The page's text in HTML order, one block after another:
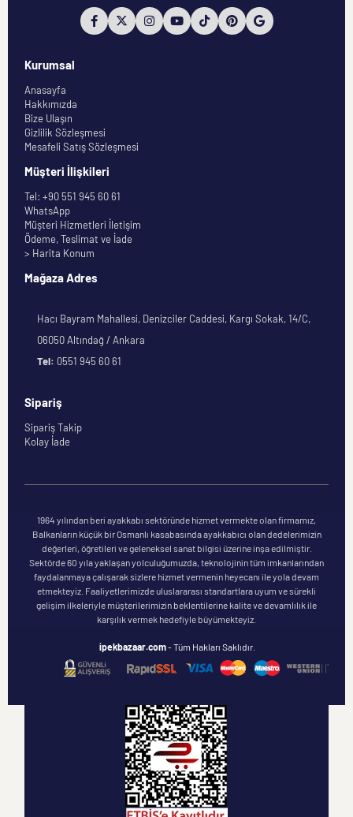
Kurumsal
Anasayfa
Hakkımızda
Bize Ulaşın
Gizlilik Sözleşmesi
Mesafeli Satış Sözleşmesi
Müşteri İlişkileri
Tel: +90 551 945 60 61
WhatsApp
Müşteri Hizmetleri İletişim
Ödeme, Teslimat ve İade
> Harita Konum
Mağaza Adres
Hacı Bayram Mahallesi, Denizciler Caddesi, Kargı Sokak, 14/C,
06050 Altındağ / Ankara
Tel: 0551 945 60 61
Sipariş
Sipariş Takip
Kolay İade
1964 yılından beri ayakkabı sektöründe hizmet vermekte olan firmamız,
Balkanların küçük bir Osmanlı kasabasında ayakkabıcı olan dedelerimizin
değerleri, öğretileri ve geleneksel sanat bilgisi üzerine inşa edilmiştir.
Sektörde 60 yıla yaklaşan yolculuğumuzda, teknolojinin tüm imkanlarından
faydalanmaya çalışarak sizlere hizmet vermenin heyecanı ile yola devam
etmekteyiz. Faaliyetlerimizde uluslararası standartlara uyum ve sürekli
gelişim ilkeleriyle müşterilerimizin beklentilerine kalite ve devamlılık ile
karşılık vermek hedefiyle büyümekteyiz.
ipekbazaar.com- Tüm Hakları Saklıdır.